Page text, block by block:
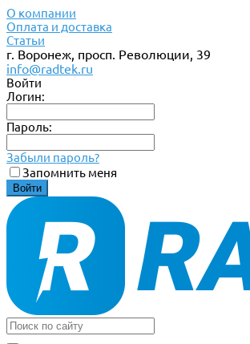
О компании
Оплата и доставка
Статьи
г. Воронеж, просп. Революции, 39
info@radtek.ru
Войти
Логин:
Пароль:
Забыли пароль?
Запомнить меня